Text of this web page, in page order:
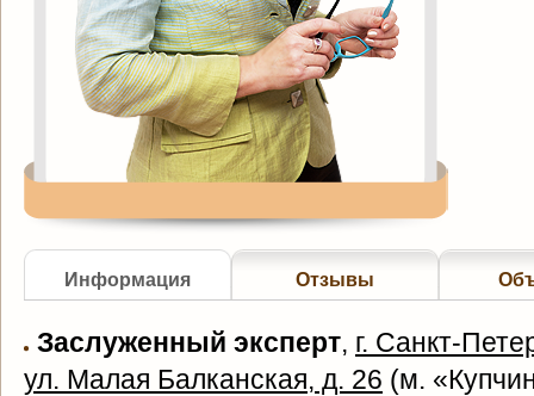
Информация Отзывы
Заслуженный эксперт, г. Санкт-
ул. Малая Балканская, д. 26 (м.